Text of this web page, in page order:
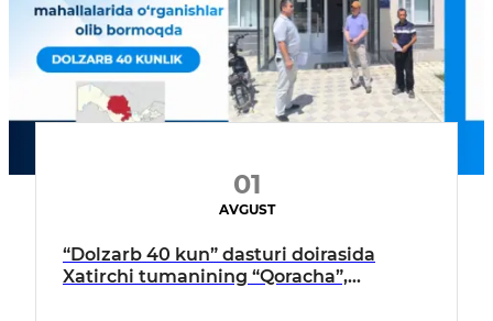
01
AVGUST
“Dolzarb 40 kun” dasturi doirasida
Xatirchi tumanining “Qoracha”,